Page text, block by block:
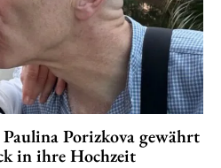
Porizkova gewährt
in ihre Hochzeit